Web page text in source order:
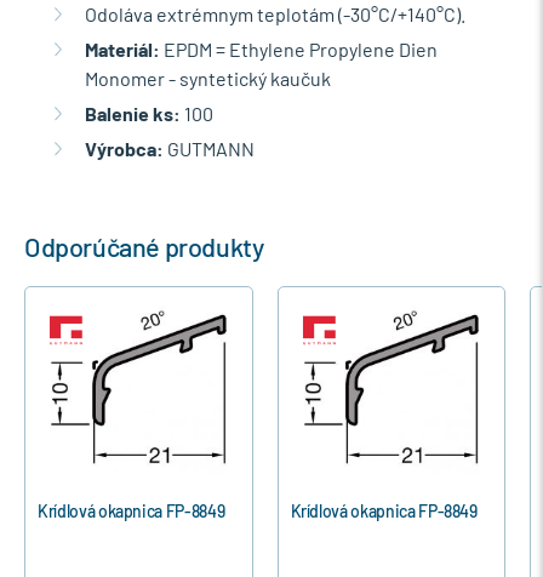
Odoláva extrémnym teplotám (-30°C/+140°C).
Materiál: EPDM = Ethylene Propylene Dien
Monomer - syntetický kaučuk
Balenie ks: 100
Výrobca: GUTMANN
Odporúčané produkty
Krídlová okapnica FP-8849 Krídlová okapnica FP-8849